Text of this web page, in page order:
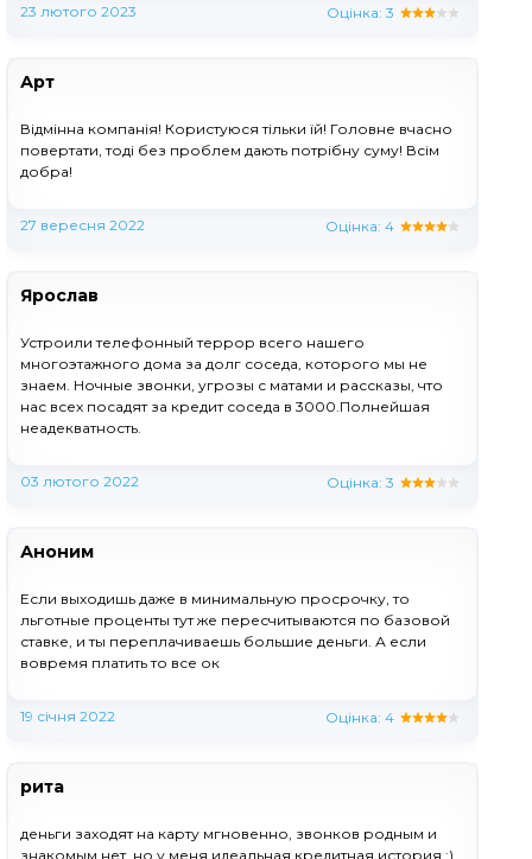
23 лютого 2023 Оцінка: 3
Арт
Відмінна компанія! Користуюся тільки їй! Головне вчасно
повертати, тоді без проблем дають потрібну суму! Всім
добра!
27 вересня 2022 Оцінка: 4
Ярослав
Устроили телефонный террор всего нашего
многоэтажного дома за долг соседа, которого мы не
знаем. Ночные звонки, угрозы с матами и рассказы, что
нас всех посадят за кредит соседа в 3000.Полнейшая
неадекватность.
03 лютого 2022 Оцінка: 3
Аноним
Если выходишь даже в минимальную просрочку, то
льготные проценты тут же пересчитываются по базовой
ставке, и ты переплачиваешь большие деньги. А если
вовремя платить то все ок
19 січня 2022 Оцінка: 4
рита
деньги заходят на карту мгновенно, звонков родным и
знакомым нет, но у меня идеальная кредитная история ;)